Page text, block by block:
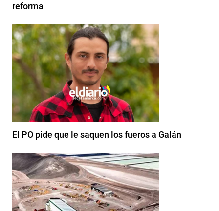
reforma
El PO pide que le saquen los fueros a Galán